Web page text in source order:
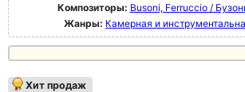
Композиторы: Busoni, Ferruccio /
Жанры: Камерная и
Хит продаж